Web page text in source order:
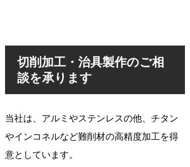
切削加工・治具製作のご相
談を承ります
当社は、アルミやステンレスの他、チタン
やインコネルなど難削材の高精度加工を得
意としています。